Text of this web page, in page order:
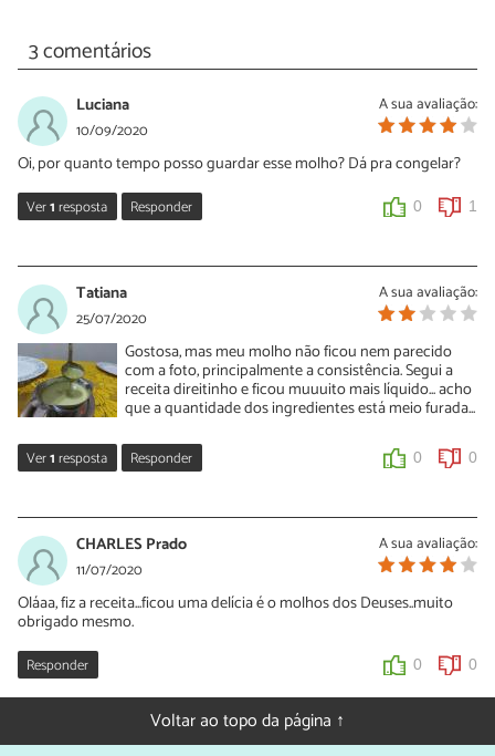
3 comentários
A sua avaliação:
Luciana
10/09/2020
Oi, por quanto tempo posso guardar esse molho? Dá pra congelar?
Ver1resposta Responder 0 1
Oi Luciana, reserve este molho na geladeira por até 5 dias. Poderá
congelar por até 3 meses. Experimente e conte o que você achou!
0
A sua avaliação:
Tatiana
25/07/2020
Gostosa, mas meu molho não ficou nem parecido
com a foto, principalmente a consistência. Segui a
receita direitinho e ficou muuuito mais líquido... acho
que a quantidade dos ingredientes está meio furada...
Ver1resposta Responder 0 0
27/07/2020
Oi Tatiana, a consistência desse molho é meio líquida mesmo. Se
preferir um molho mais consistente, da próxima vez coloque mais
hortelã e menos suco de limão.
A sua avaliação:
CHARLES Prado
11/07/2020
Oláaa, fiz a receita...ficou uma delícia é o molhos dos Deuses..muito
obrigado mesmo.
Responder 0 0
Voltar ao topo da página ↑